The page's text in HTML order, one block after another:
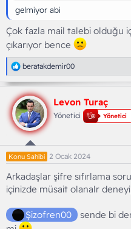
gelmiyor abi
Çok fazla mail talebi olduğu
çıkarıyor bence
T
e
p
k
i
l
e
r
:
beratakdemir00
Levon Turaç
Yönetici Yönetici
Konu Sahibi 2 Ocak 2024
Arkadaşlar şifre sıfırlama
içinizde müsait olanalr
Şizofren00
sende bi